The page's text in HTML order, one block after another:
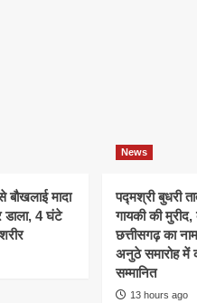
मादा
डाला, 4 घंटे
News
पद्मश्री बुधरी
गायकी की मुरीद,
छत्तीसगढ़ का
अनुठे समारोह में
सम्मानित
13 hours ago